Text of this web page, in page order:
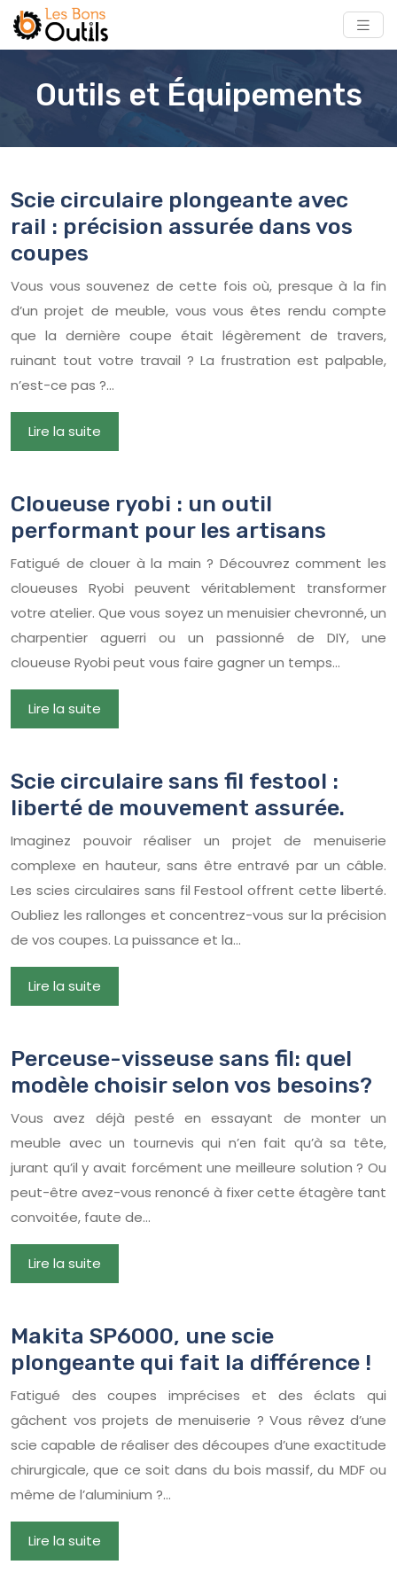
Outils et Équipements
Scie circulaire plongeante avec
rail : précision assurée dans vos
coupes
Vous vous souvenez de cette fois où, presque à la fin
d’un projet de meuble, vous vous êtes rendu compte
que la dernière coupe était légèrement de travers,
ruinant tout votre travail ? La frustration est palpable,
n’est-ce pas ?…
Lire la suite
Cloueuse ryobi : un outil
performant pour les artisans
Fatigué de clouer à la main ? Découvrez comment les
cloueuses Ryobi peuvent véritablement transformer
votre atelier. Que vous soyez un menuisier chevronné, un
charpentier aguerri ou un passionné de DIY, une
cloueuse Ryobi peut vous faire gagner un temps…
Lire la suite
Scie circulaire sans fil festool :
liberté de mouvement assurée.
Imaginez pouvoir réaliser un projet de menuiserie
complexe en hauteur, sans être entravé par un câble.
Les scies circulaires sans fil Festool offrent cette liberté.
Oubliez les rallonges et concentrez-vous sur la précision
de vos coupes. La puissance et la…
Lire la suite
Perceuse-visseuse sans fil: quel
modèle choisir selon vos besoins?
Vous avez déjà pesté en essayant de monter un
meuble avec un tournevis qui n’en fait qu’à sa tête,
jurant qu’il y avait forcément une meilleure solution ? Ou
peut-être avez-vous renoncé à fixer cette étagère tant
convoitée, faute de…
Lire la suite
Makita SP6000, une scie
plongeante qui fait la différence !
Fatigué des coupes imprécises et des éclats qui
gâchent vos projets de menuiserie ? Vous rêvez d’une
scie capable de réaliser des découpes d’une exactitude
chirurgicale, que ce soit dans du bois massif, du MDF ou
même de l’aluminium ?…
Lire la suite